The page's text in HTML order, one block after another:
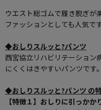
ウエスト総ゴムで履き脱ぎが
ファッションとしても人気です
◆おしりスルッと?パンツ
西宮協立リハビリテーション
にくくはきやすいパンツです。
◆おしりスルッと?パンツ の
【特徴１】おしりに引っかか